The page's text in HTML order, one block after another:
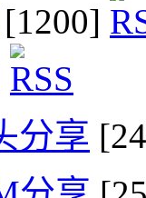
[1200]
分享